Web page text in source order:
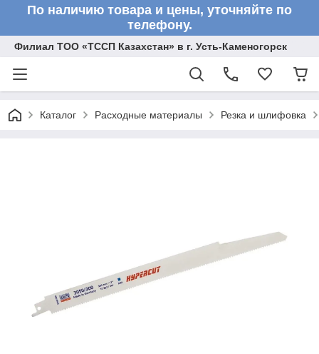
По наличию товара и цены, уточняйте по
телефону.
Филиал ТОО «ТССП Казахстан» в г. Усть-Каменогорск
Каталог Расходные материалы Резка и шлифовка